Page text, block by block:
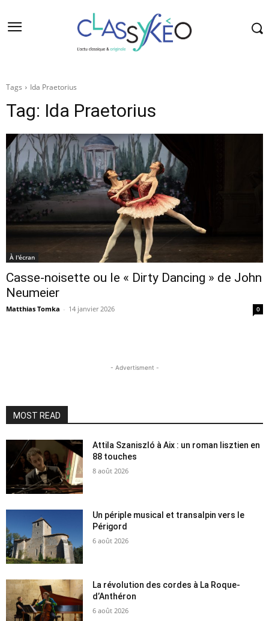
Tags Ida Praetorius
Tag: Ida Praetorius
À l'écran
Casse-noisette ou le « Dirty Dancing » de John
Neumeier
Matthias Tomka - 14 janvier 2026 0
- Advertisment -
MOST READ
Attila Szaniszló à Aix : un roman lisztien en
88 touches
8 août 2026
Un périple musical et transalpin vers le
Périgord
6 août 2026
La révolution des cordes à La Roque-
d’Anthéron
6 août 2026